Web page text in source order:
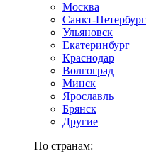
Москва
Санкт-Петербург
Ульяновск
Екатеринбург
Краснодар
Волгоград
Минск
Ярославль
Брянск
Другие
По странам: